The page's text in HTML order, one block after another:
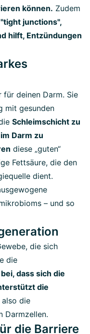
können. Zudem
junctions",
hilft, Entzündungen
für deinen Darm. Sie
mit gesunden
Schleimschicht zu
Darm zu
diese „guten“
Fettsäure, die den
dient.
– und so
die sich
die
dass sich die
die
also die
Darmzellen.
die Barriere